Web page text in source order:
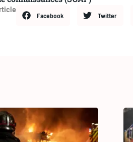
Facebook Twitter